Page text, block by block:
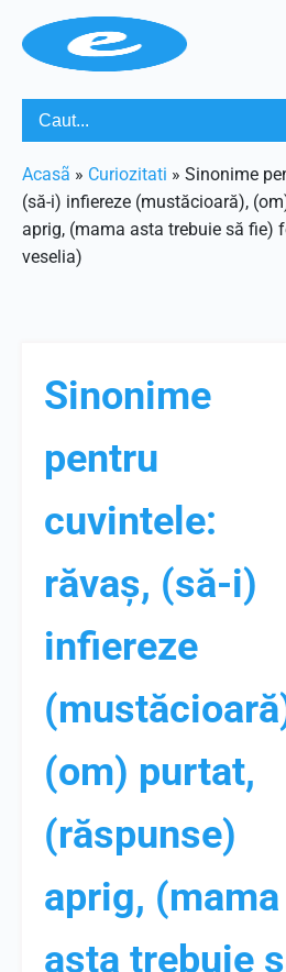
Acasã » Curiozitati » Sinonime
(să-i) infiereze (mustăcioară),
aprig, (mama asta trebuie să fie)
veselia)
Sinonime
pentru
cuvintele:
răvaș, (să-i)
infiereze
(om) purtat,
(răspunse)
aprig, (mama
asta trebuie